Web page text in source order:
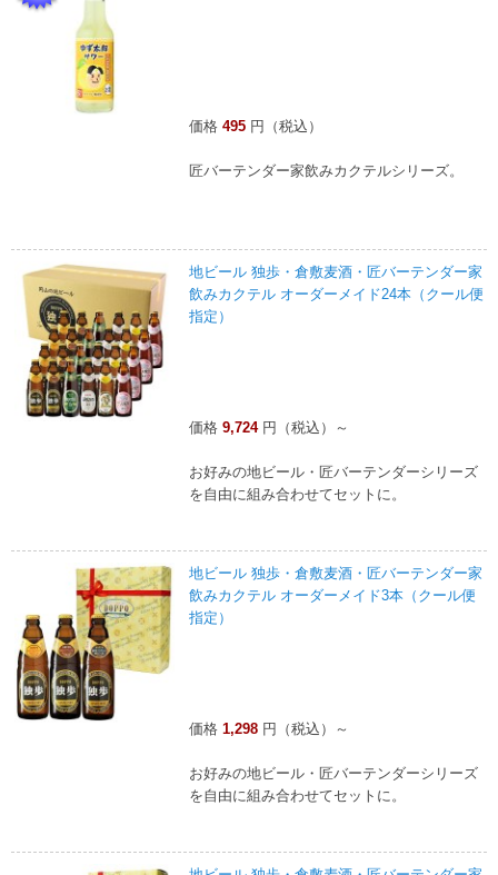
価格 495 円（税込）
匠バーテンダー家飲みカクテルシリーズ。
地ビール 独歩・倉敷麦酒・匠バーテンダー家
飲みカクテル オーダーメイド24本（クール便
指定）
価格 9,724円（税込）～
お好みの地ビール・匠バーテンダーシリーズ
を自由に組み合わせてセットに。
地ビール 独歩・倉敷麦酒・匠バーテンダー家
飲みカクテル オーダーメイド3本（クール便
指定）
価格 1,298 円（税込）～
お好みの地ビール・匠バーテンダーシリーズ
を自由に組み合わせてセットに。